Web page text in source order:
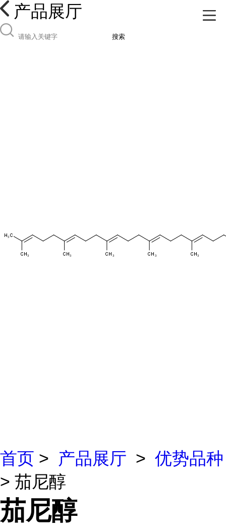
产品展厅
搜索
首页 > 产品展厅 > 优势品种
> 茄尼醇
茄尼醇